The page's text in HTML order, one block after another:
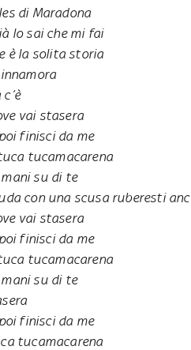
di Maradona
lo sai che mi fai
è la solita storia
vai stasera
finisci da me
tucamacarena
su di te
con una scusa ruberesti
vai stasera
finisci da me
tucamacarena
su di te
finisci da me
tucamacarena